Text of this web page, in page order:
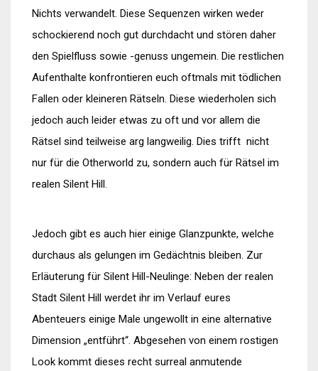
Nichts verwandelt. Diese Sequenzen wirken weder
schockierend noch gut durchdacht und stören daher
den Spielfluss sowie -genuss ungemein. Die restlichen
Aufenthalte konfrontieren euch oftmals mit tödlichen
Fallen oder kleineren Rätseln. Diese wiederholen sich
jedoch auch leider etwas zu oft und vor allem die
Rätsel sind teilweise arg langweilig. Dies trifft nicht
nur für die Otherworld zu, sondern auch für Rätsel im
realen Silent Hill.
Jedoch gibt es auch hier einige Glanzpunkte, welche
durchaus als gelungen im Gedächtnis bleiben. Zur
Erläuterung für Silent Hill-Neulinge: Neben der realen
Stadt Silent Hill werdet ihr im Verlauf eures
Abenteuers einige Male ungewollt in eine alternative
Dimension „entführt“. Abgesehen von einem rostigen
Look kommt dieses recht surreal anmutende